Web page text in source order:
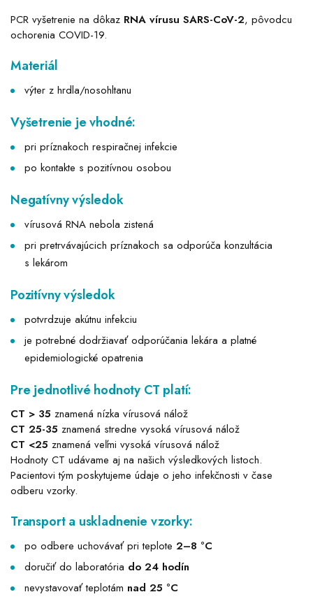
PCR vyšetrenie na dôkaz RNA vírusu SARS-CoV-2, pôvodcu
ochorenia COVID-19.
Materiál
výter z hrdla/nosohltanu
Vyšetrenie je vhodné:
pri príznakoch respiračnej infekcie
po kontakte s pozitívnou osobou
Negatívny výsledok
vírusová RNA nebola zistená
pri pretrvávajúcich príznakoch sa odporúča konzultácia
s lekárom
Pozitívny výsledok
potvrdzuje akútnu infekciu
je potrebné dodržiavať odporúčania lekára a platné
epidemiologické opatrenia
Pre jednotlivé hodnoty CT platí:
CT > 35 znamená nízka vírusová nálož
CT 25-35 znamená stredne vysoká vírusová nálož
CT <25 znamená veľmi vysoká vírusová nálož
Hodnoty CT udávame aj na našich výsledkových listoch.
Pacientovi tým poskytujeme údaje o jeho infekčnosti v čase
odberu vzorky.
Transport a uskladnenie vzorky:
po odbere uchovávať pri teplote 2–8 °C
doručiť do laboratória do 24 hodín
nevystavovať teplotám nad 25 °C